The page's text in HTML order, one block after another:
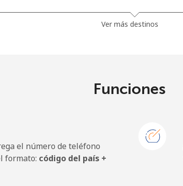
Ver más destinos
Funciones
el número de teléfono
formato: código del país +